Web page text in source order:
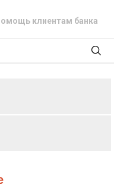
клиентам банка